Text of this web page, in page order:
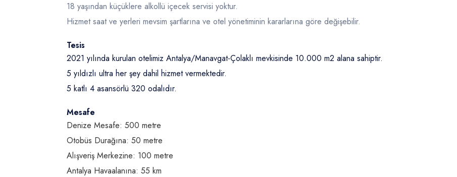
18 yaşından küçüklere alkollü içecek servisi yoktur.
Hizmet saat ve yerleri mevsim şartlarına ve otel yönetiminin kararlarına göre değişebilir.
Tesis
2021 yılında kurulan otelimiz Antalya/Manavgat-Çolaklı mevkisinde 10.000 m2 alana sahiptir.
5 yıldızlı ultra her şey dahil hizmet vermektedir.
5 katlı 4 asansörlü 320 odalıdır.
Mesafe
Denize Mesafe: 500 metre
Otobüs Durağına: 50 metre
Alışveriş Merkezine: 100 metre
Antalya Havaalanına: 55 km